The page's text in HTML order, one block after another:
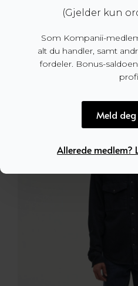
1.499 kr
(Gjelder kun
Som Kompanii-
alt du handler, samt
fordeler. Bonus-
Meld
Allerede medlem?